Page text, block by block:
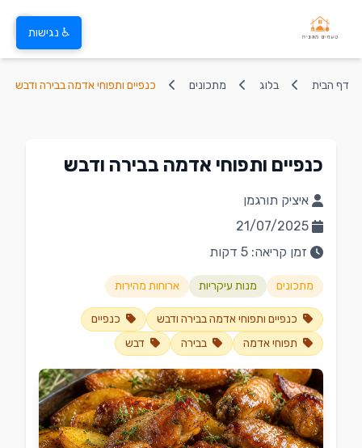
דף הבית בלוג מתכונים כנפיים ותפוחי אדמה בבירה ודבש
כנפיים ותפוחי אדמה בבירה ודבש
איציק תורגמן
21/07/2025
זמן קריאה: 5 דקות
מתכונים מנות עיקריות ארוחות מהירות
כנפיים ותפוחי אדמה בבירה ודבש
כנפיים
תפוחי אדמה
בבירה דבש
♿ נגישות